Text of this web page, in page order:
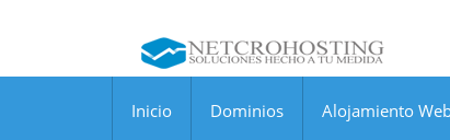
Inicio Dominios Alojamiento